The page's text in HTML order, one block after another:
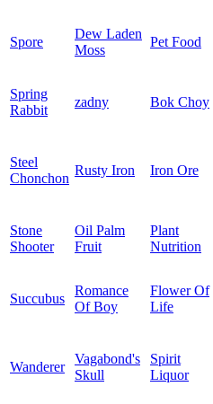
Spore
Dew Laden
Moss
Pet Food
Spring
Rabbit
zadny Bok Choy
Steel
Chonchon
Rusty Iron Iron Ore
Stone
Shooter
Oil Palm
Fruit
Plant
Nutrition
Succubus
Romance
Of Boy
Flower Of
Life
Wanderer
Vagabond's
Skull
Spirit
Liquor